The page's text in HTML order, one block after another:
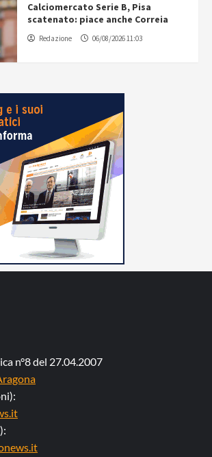
Calciomercato Serie B, Pisa
scatenato: piace anche Correia
Redazione 06/08/2026 11:03
n°8 del 27.04.2007